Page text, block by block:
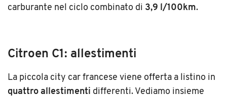
carburante nel ciclo combinato di 3,9 l/100km.
Citroen C1: allestimenti
La piccola city car francese viene offerta a listino in
quattro allestimenti differenti. Vediamo insieme